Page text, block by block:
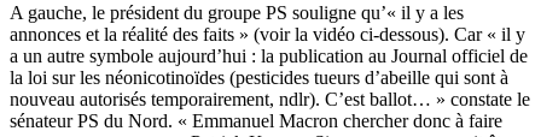
A gauche, le président du groupe PS souligne qu’« il y a les
annonces et la réalité des faits » (voir la vidéo ci-dessous). Car « il y
a un autre symbole aujourd’hui : la publication au Journal officiel de
la loi sur les néonicotinoïdes (pesticides tueurs d’abeille qui sont à
nouveau autorisés temporairement, ndlr). C’est ballot… » constate le
sénateur PS du Nord. « Emmanuel Macron chercher donc à faire